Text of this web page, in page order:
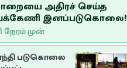
அதிரச் செய்த
இனப்படுகொலை!
நேரம் முன்
படுகொலை